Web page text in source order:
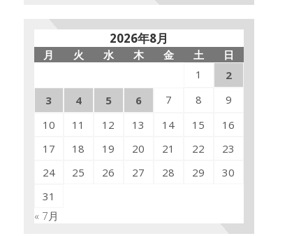
2026年8月
月 火 水 木 金 土
日
1
2
3
4 5 6 7 8
9
10
11 12 13 14 15
16
17
18 19 20 21 22
23
24
25 26 27 28 29
30
31
« 7月